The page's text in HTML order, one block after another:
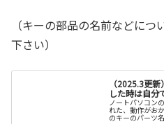
（キーの部品の名前などに
下さい）
（2025.3更
した時は自分
ノートパソコン
れた、動作がお
のキーのパーツ